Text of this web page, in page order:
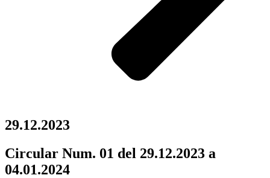
29.12.2023
Circular Num. 01 del 29.12.2023 a
04.01.2024